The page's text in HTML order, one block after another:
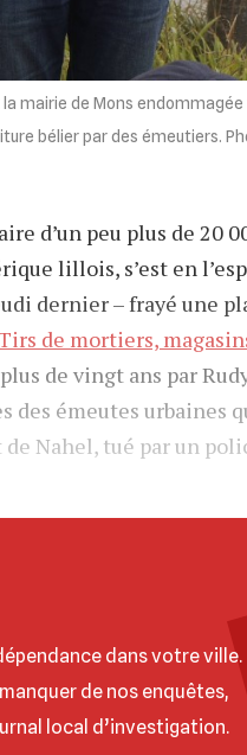
mairie de Mons
bélier par des émeutiers.
d’un peu plus de 20
lillois, s’est en
dernier – frayé une
de mortiers,
de vingt ans par
des émeutes urbaines
Nahel, tué par un
dans votre ville.
de nos enquêtes,
local d’investigation.